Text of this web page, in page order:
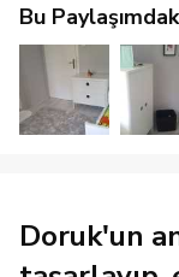
Bu
Doruk'un